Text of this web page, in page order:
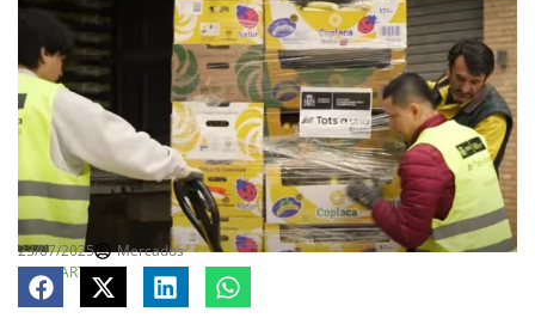
23/07/2025
Mercados
COMPARTE